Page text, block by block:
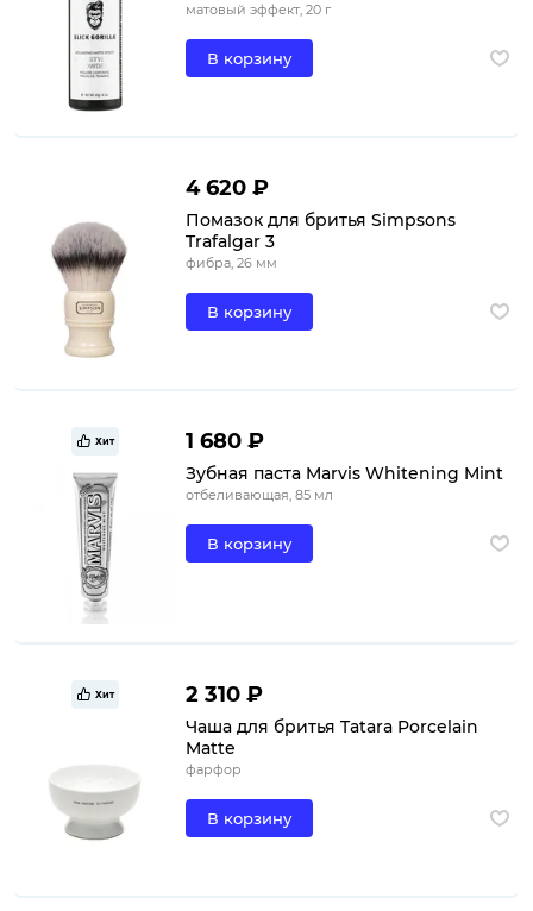
матовый эффект, 20 г
В корзину
4 620 ₽
Помазок для бритья Simpsons
Trafalgar 3
фибра, 26 мм
В корзину
Хит 1 680 ₽
Зубная паста Marvis Whitening Mint
отбеливающая, 85 мл
В корзину
Хит 2 310 ₽
Чаша для бритья Tatara Porcelain
Matte
фарфор
В корзину